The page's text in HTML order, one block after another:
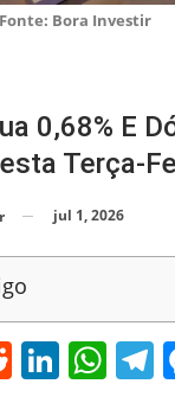
Fonte: Bora Investir
0,68% E
Terça-
jul 1, 2026
Reddit